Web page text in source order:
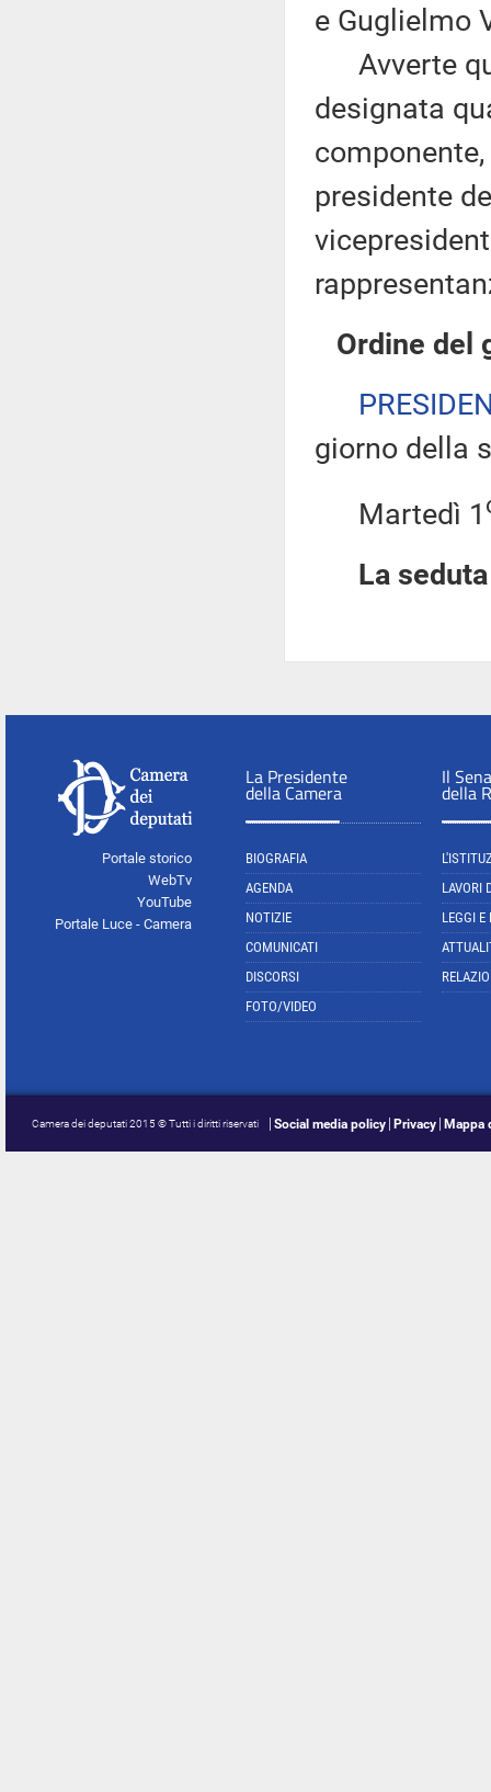
e Guglielmo
Avverte
designata
presidente
Ordine del
giorno della
Martedì 1
La
Portale storico
WebTv
YouTube
Portale Luce - Camera
La Presidente
della Camera
BIOGRAFIA
AGENDA
NOTIZIE
COMUNICATI
DISCORSI
FOTO/VIDEO
Il
della
LAVORI
LEGGI E
Camera dei deputati 2015 © Tutti i diritti riservati Social media policy Privacy Mappa